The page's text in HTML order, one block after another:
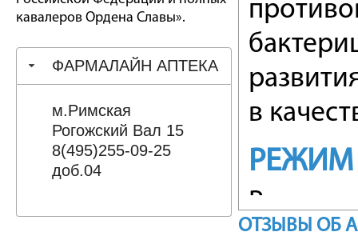
кавалеров Ордена Славы».
ФАРМАЛАЙН АПТЕКА
м.Римская
Рогожский Вал 15
8(495)255-09-25
доб.04
в
РЕЖИМ
ОТЗЫВЫ ОБ